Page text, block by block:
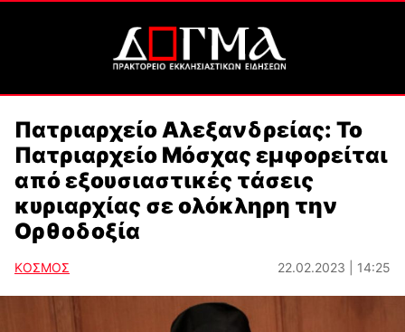
Πατριαρχείο Αλεξανδρείας: Το
Πατριαρχείο Μόσχας εμφορείται
από εξουσιαστικές τάσεις
κυριαρχίας σε ολόκληρη την
Ορθοδοξία
ΚΟΣΜΟΣ 22.02.2023 | 14:25